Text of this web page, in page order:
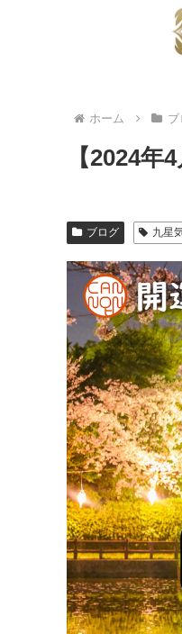
ホーム ブ
【2024
ブログ 九星